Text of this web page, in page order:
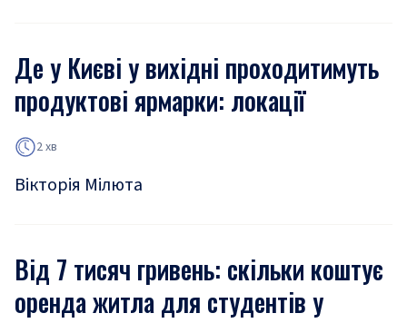
Де у Києві у вихідні проходитимуть
продуктові ярмарки: локації
2 хв
Вікторія Мілюта
Від 7 тисяч гривень: скільки коштує
оренда житла для студентів у